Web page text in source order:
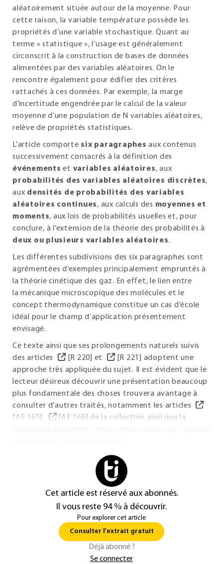
aléatoirement située autour de la moyenne. Pour
cette raison, la variable température possède les
propriétés d’une variable stochastique. Quant au
terme « statistique », l’usage est généralement
circonscrit à la construction de bases de données
alimentées par des variables aléatoires. On le
rencontre également pour édifier des critères
rattachés à ces données. Par exemple, la marge
d’incertitude engendrée par le calcul de la valeur
moyenne d’une population de N variables aléatoires,
relève de propriétés statistiques.
L’article comporte six paragraphes aux contenus
successivement consacrés à la définition des
événements et variables aléatoires, aux
probabilités des variables aléatoires discrètes,
aux densités de probabilités des variables
aléatoires continues, aux calculs des moyennes et
moments, aux lois de probabilités usuelles et, pour
conclure, à l’extension de la théorie des probabilités à
deux ou plusieurs variables aléatoires.
Les différentes subdivisions des six paragraphes sont
agrémentées d’exemples principalement empruntés à
la théorie cinétique des gaz. En effet, le lien entre
la mécanique microscopique des molécules et le
concept thermodynamique constitue un cas d’école
idéal pour le champ d’application présentement
envisagé.
Ce texte ainsi que ses prolongements naturels suivis
des articles
[R 220] et
[R 221] adoptent une
approche très appliquée du sujet. Il est évident que le
lecteur désireux découvrir une présentation beaucoup
plus fondamentale des choses trouvera avantage à
consulter d’autres traités, notamment les articles
[AF 165],
[AF 166] de la collection ainsi que la
Cet article est réservé aux abonnés.
Il vous reste 94 % à découvrir.
Pour explorer cet article
Consulter l'extrait gratuit
Déjà abonné ?
Se connecter